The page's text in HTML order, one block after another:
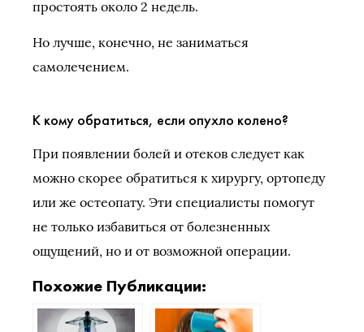
простоять около 2 недель.
Но лучше, конечно, не заниматься
самолечением.
К кому обратиться, если опухло колено?
При появлении болей и отеков следует как
можно скорее обратиться к хирургу, ортопеду
или же остеопату. Эти специалисты помогут
не только избавиться от болезненных
ощущений, но и от возможной операции.
Похожие Публикации: